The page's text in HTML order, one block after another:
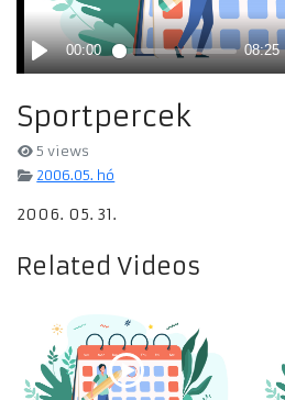
Sportpercek
5 views
2006.05. hó
2006. 05. 31.
Related Videos